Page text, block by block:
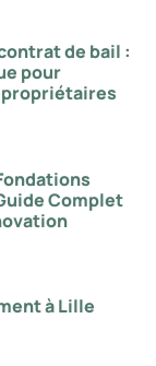
de bail :
pour
Complet
à Lille